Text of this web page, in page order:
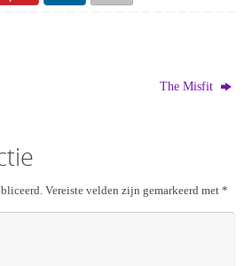
The Misfit
Vereiste velden zijn gemarkeerd met *